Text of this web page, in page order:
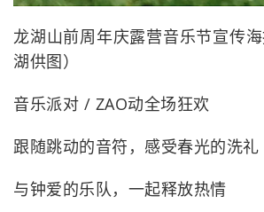
龙湖山前周年庆露营音乐节宣传
湖供图）
音乐派对 / ZAO动全场狂欢
跟随跳动的音符，感受春光的洗礼
与钟爱的乐队，一起释放热情